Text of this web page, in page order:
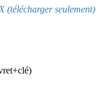
(télécharger seulement)